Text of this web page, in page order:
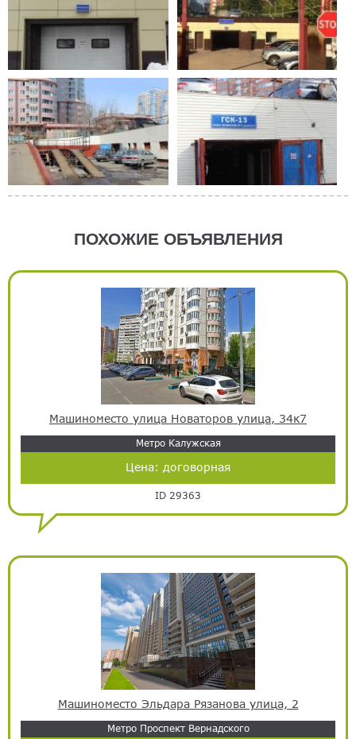
ПОХОЖИЕ ОБЪЯВЛЕНИЯ
Машиноместо улица Новаторов улица, 34к7
Метро Калужская
Цена: договорная
ID 29363
Машиноместо Эльдара Рязанова улица, 2
Метро Проспект Вернадского